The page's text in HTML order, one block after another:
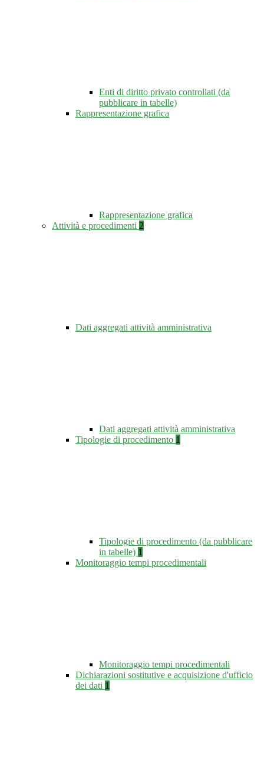
Enti di diritto privato controllati (da
pubblicare in tabelle)
Rappresentazione grafica
Rappresentazione grafica
Attività e procedimenti 2
Dati aggregati attività amministrativa
Dati aggregati attività amministrativa
Tipologie di procedimento 1
Tipologie di procedimento (da pubblicare
in tabelle) 1
Monitoraggio tempi procedimentali
Monitoraggio tempi procedimentali
Dichiarazioni sostitutive e acquisizione d'ufficio
dei dati 1